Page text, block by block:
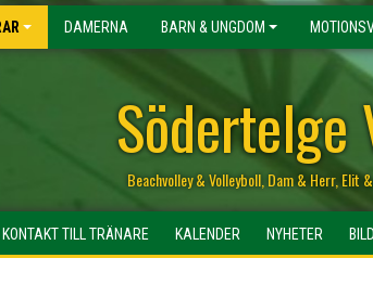
DAMERNA BARN & UNGDOM
Beachvolley & Volleyboll, Dam & Herr, Elit
TILL TRÄNARE KALENDER NYHETER